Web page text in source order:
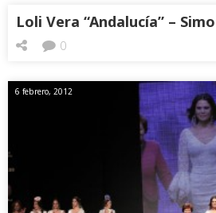
Loli Vera “Andalucía” –
0
6 febrero, 2012